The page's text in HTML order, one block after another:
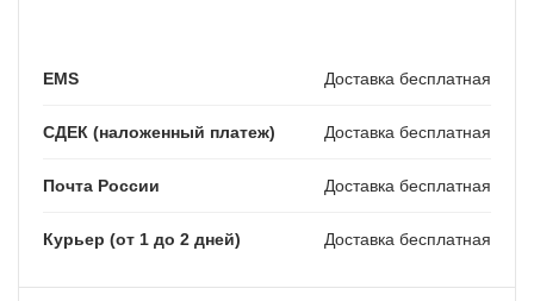
EMS Доставка бесплатная
СДЕК (наложенный платеж) Доставка бесплатная
Почта России Доставка бесплатная
Курьер (от 1 до 2 дней) Доставка бесплатная